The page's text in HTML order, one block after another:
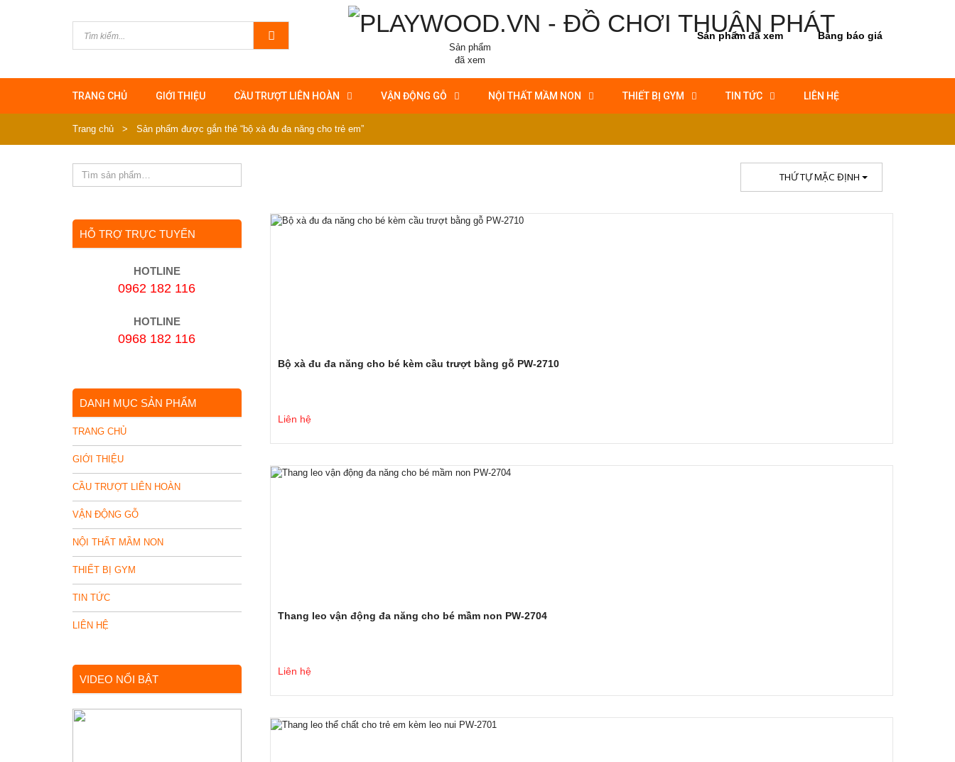
Sản phẩm
đã xem
Sản phẩm đã xem Bảng báo giá
TRANG CHỦ GIỚI THIỆU CẦU TRƯỢT LIÊN HOÀN VẬN ĐỘNG GỖ NỘI THẤT MẦM NON THIẾT BỊ GYM TIN TỨC LIÊN HỆ
Trang chủ > Sản phẩm được gắn thẻ “bộ xà đu đa năng cho trẻ em”
THỨ TỰ MẶC ĐỊNH
Bộ xà đu đa năng cho bé kèm cầu trượt bằng gỗ PW-2710
Liên hệ
Thang leo vận động đa năng cho bé mầm non PW-2704
Liên hệ
HỖ TRỢ TRỰC TUYẾN
HOTLINE
0962 182 116
HOTLINE
0968 182 116
DANH MỤC SẢN PHẨM
TRANG CHỦ
GIỚI THIỆU
CẦU TRƯỢT LIÊN HOÀN
VẬN ĐỘNG GỖ
NỘI THẤT MẦM NON
THIẾT BỊ GYM
TIN TỨC
LIÊN HỆ
VIDEO NỔI BẬT